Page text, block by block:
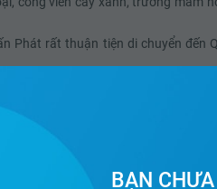
Phát rất thuận tiện di chuyển đến
BẠN